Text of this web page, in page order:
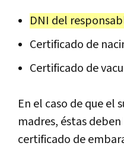
DNI del
Certificado de
Certificado de
En el caso de que el
madres, éstas
certificado de